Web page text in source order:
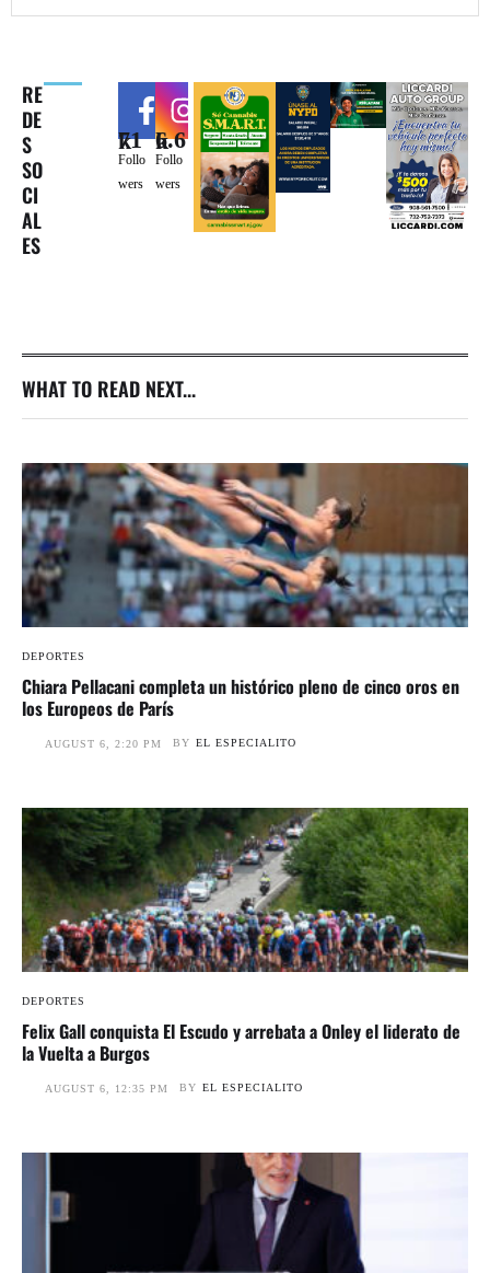
RE
DE
S
SO
CI
AL
ES
71k
Follo
wers
6.6k
Follo
wers
WHAT TO READ NEXT...
DEPORTES
Chiara Pellacani completa un histórico pleno de cinco oros en
los Europeos de París
AUGUST 6, 2:20 PM BY EL ESPECIALITO
DEPORTES
Felix Gall conquista El Escudo y arrebata a Onley el liderato de
la Vuelta a Burgos
AUGUST 6, 12:35 PM BY EL ESPECIALITO